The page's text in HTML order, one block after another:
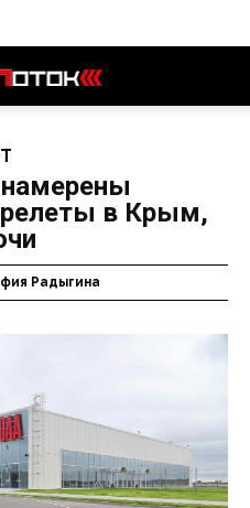
в Крым,
Радыгина